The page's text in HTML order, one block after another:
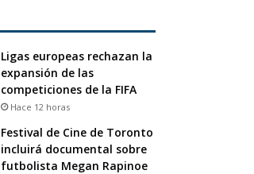
Ligas europeas rechazan la
expansión de las
competiciones de la FIFA
Hace 12 horas
Festival de Cine de Toronto
incluirá documental sobre
futbolista Megan Rapinoe